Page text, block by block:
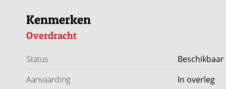
Daarnaast zijn alle woningen volledig gasloos, voorzien
nieuwste duurzaamheidsnormen met energielabel
energielasten en klaar voor de toekomst.
Type 6 - ca. 126 m²
De absolute blikvanger van Groenwijck. Een
Kenmerken
Overdracht
Status
Beschikbaar
Aanvaarding
In overleg